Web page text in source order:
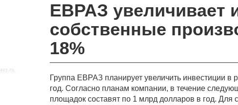
ЕВРАЗ увеличивает
собственные
18%
Группа ЕВРАЗ планирует увеличить инвестиции в
год. Согласно планам компании, в течение
площадок составят по 1 млрд долларов в год. Для